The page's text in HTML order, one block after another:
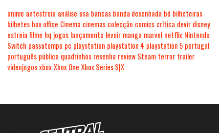
anime antestreia análise asa bancas banda desenhada bd bilheteiras
bilhetes box office Cinema cinemas colecção comics crítica devir disney
estreia filme hq jogos lançamento levoir manga marvel netflix Nintendo
Switch passatempo pc playstation playstation 4 playstation 5 portugal
português público quadrinhos resenha review Steam terror trailer
videojogosxboxXbox One Xbox Series S|X